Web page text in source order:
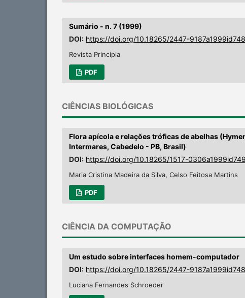
Sumário - n. 7 (1999)
DOI: https://doi.org/10.18265/2447-
Revista Principia
PDF
CIÊNCIAS BIOLÓGICAS
Flora apícola e relações tróficas de abelhas
Intermares, Cabedelo - PB, Brasil)
DOI: https://doi.org/10.18265/1517-
Maria Cristina Madeira da Silva, Celso Feitosa Martins
PDF
CIÊNCIA DA COMPUTAÇÃO
Um estudo sobre interfaces homem-computador
DOI: https://doi.org/10.18265/2447-
Luciana Fernandes Schroeder